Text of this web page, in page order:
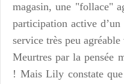
magasin, une "follace"
participation active
service très peu
Meurtres par la pensée
! Mais Lily constate que